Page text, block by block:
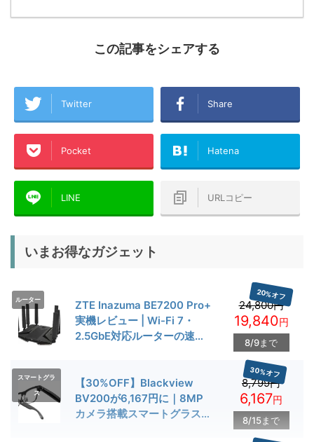
この記事をシェアする
Twitter Share
Pocket Hatena
LINE URLコピー
いまお得なガジェット
ルーター
ZTE Inazuma BE7200 Pro+
実機レビュー | Wi-Fi 7・
2.5GbE対応ルーターの速度
24,800円
20%オフ
19,840円
8/9まで
スマートグラ
ス
【30%OFF】Blackview
BV200が6,167円に｜8MP
カメラ搭載スマートグラス用
8,799円
30%オフ
6,167円
8/15まで